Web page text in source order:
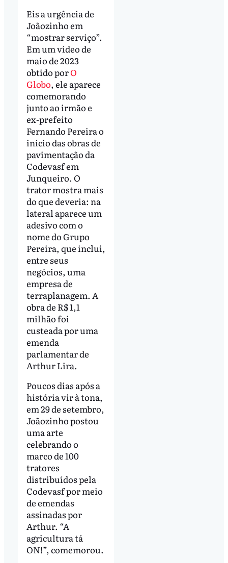
Eis a urgência de
Joãozinho em
“mostrar serviço”.
Em um vídeo de
maio de 2023
obtido porO
Globo, ele aparece
comemorando
junto ao irmão e
ex-prefeito
Fernando Pereira o
início das obras de
pavimentação da
Codevasf em
Junqueiro. O
trator mostra mais
do que deveria: na
lateral aparece um
adesivo com o
nome do Grupo
Pereira, que inclui,
entre seus
negócios, uma
empresa de
terraplanagem. A
obra de R$ 1,1
milhão foi
custeada por uma
emenda
parlamentar de
Arthur Lira.
Poucos dias após a
história vir à tona,
em 29 de setembro,
Joãozinho postou
uma arte
celebrando o
marco de 100
tratores
distribuídos pela
Codevasf por meio
de emendas
assinadas por
Arthur. “A
agricultura tá
ON!”, comemorou.